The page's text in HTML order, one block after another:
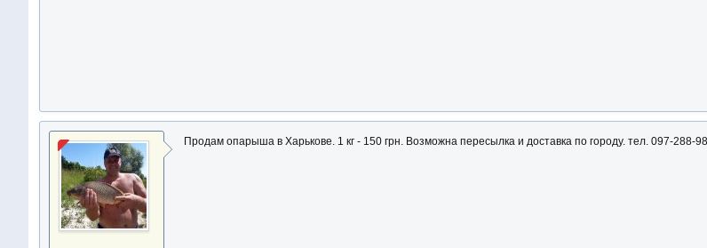
Продам опарыша в Харькове. 1 кг - 150 грн. Возможна пересылка и доставка по городу. тел. 097-288-